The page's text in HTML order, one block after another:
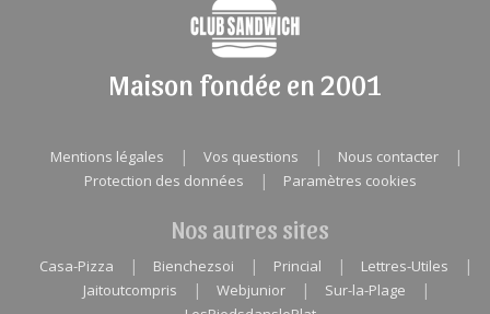
Maison fondée en 2001
Mentions légales | Vos questions | Nous contacter |
Protection des données | Paramètres cookies
Nos autres sites
Casa-Pizza | Bienchezsoi | Princial | Lettres-Utiles |
Jaitoutcompris | Webjunior | Sur-la-Plage |